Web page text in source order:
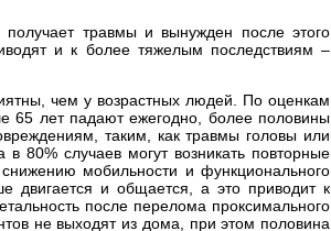
травмы и вынужден после этого
и к более тяжелым последствиям –
чем у возрастных людей. По оценкам
65 лет падают ежегодно, более половины
таким, как травмы головы или
80% случаев могут возникать повторные
мобильности и функционального
двигается и общается, а это приводит к
после перелома проксимального
не выходят из дома, при этом половина